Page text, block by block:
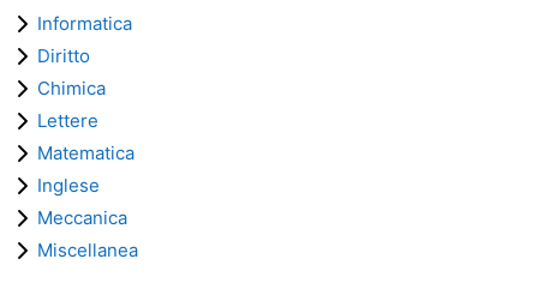
Informatica
Diritto
Chimica
Lettere
Matematica
Inglese
Meccanica
Miscellanea